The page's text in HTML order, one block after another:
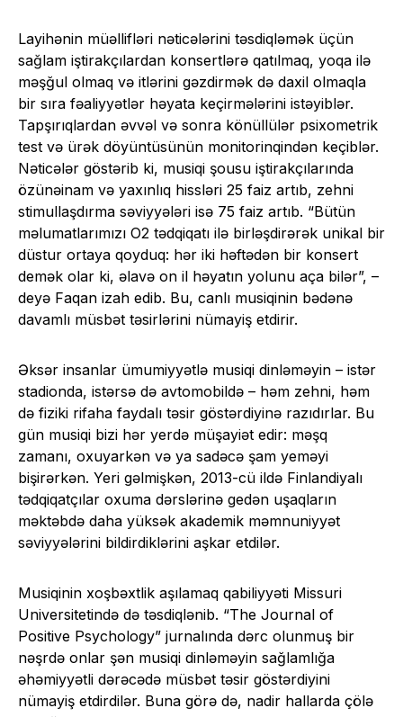
Layihənin müəllifləri nəticələrini təsdiqləmək üçün
sağlam iştirakçılardan konsertlərə qatılmaq, yoqa ilə
məşğul olmaq və itlərini gəzdirmək də daxil olmaqla
bir sıra fəaliyyətlər həyata keçirmələrini istəyiblər.
Tapşırıqlardan əvvəl və sonra könüllülər psixometrik
test və ürək döyüntüsünün monitorinqindən keçiblər.
Nəticələr göstərib ki, musiqi şousu iştirakçılarında
özünəinam və yaxınlıq hissləri 25 faiz artıb, zehni
stimullaşdırma səviyyələri isə 75 faiz artıb. “Bütün
məlumatlarımızı O2 tədqiqatı ilə birləşdirərək unikal bir
düstur ortaya qoyduq: hər iki həftədən bir konsert
demək olar ki, əlavə on il həyatın yolunu aça bilər”, –
deyə Faqan izah edib. Bu, canlı musiqinin bədənə
davamlı müsbət təsirlərini nümayiş etdirir.
Əksər insanlar ümumiyyətlə musiqi dinləməyin – istər
stadionda, istərsə də avtomobildə – həm zehni, həm
də fiziki rifaha faydalı təsir göstərdiyinə razıdırlar. Bu
gün musiqi bizi hər yerdə müşayiət edir: məşq
zamanı, oxuyarkən və ya sadəcə şam yeməyi
bişirərkən. Yeri gəlmişkən, 2013-cü ildə Finlandiyalı
tədqiqatçılar oxuma dərslərinə gedən uşaqların
məktəbdə daha yüksək akademik məmnuniyyət
səviyyələrini bildirdiklərini aşkar etdilər.
Musiqinin xoşbəxtlik aşılamaq qabiliyyəti Missuri
Universitetində də təsdiqlənib. “The Journal of
Positive Psychology” jurnalında dərc olunmuş bir
nəşrdə onlar şən musiqi dinləməyin sağlamlığa
əhəmiyyətli dərəcədə müsbət təsir göstərdiyini
nümayiş etdirdilər. Buna görə də, nadir hallarda çölə